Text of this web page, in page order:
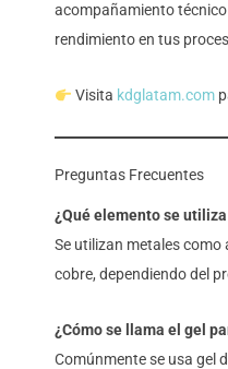
acompañamiento
rendimiento en tus
Visita kdglatam.com
Preguntas Frecuentes
¿Qué elemento se
Se utilizan metales como
cobre, dependiendo del
¿Cómo se llama el gel
Comúnmente se usa gel